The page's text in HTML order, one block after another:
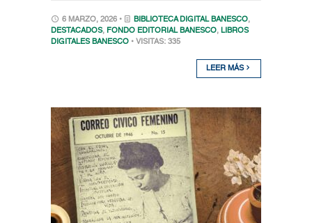
6 MARZO, 2026 • BIBLIOTECA DIGITAL BANESCO,
DESTACADOS, FONDO EDITORIAL BANESCO, LIBROS
DIGITALES BANESCO • VISITAS: 335
LEER MÁS